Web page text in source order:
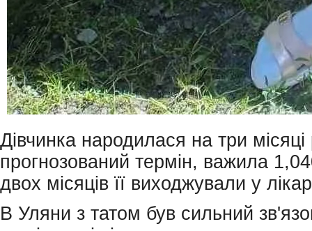
Дівчинка народилася на три
прогнозований термін, важила
двох місяців її виходжували у
В Уляни з татом був сильний